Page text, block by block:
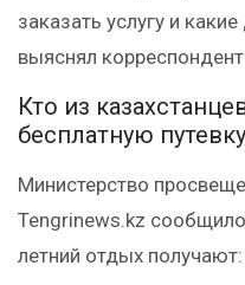
заказать услугу и
выяснял корреспондент
Кто из
бесплатную путевку
Министерство
Tengrinews.kz
летний отдых получают: